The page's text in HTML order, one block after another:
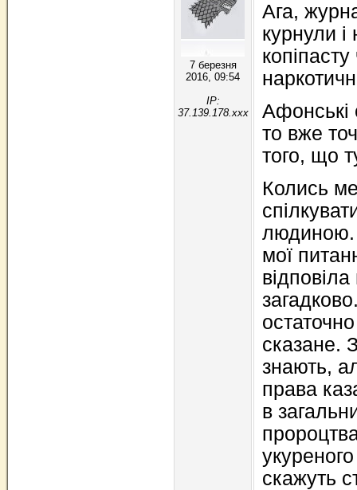
7 березня
2016, 09:54
IP:
37.139.178.xxx
Ага,
курнули
Афонські
то вже
того, що
Колись
людиною.
мої
сказане.
знають,
права
в
скажуть